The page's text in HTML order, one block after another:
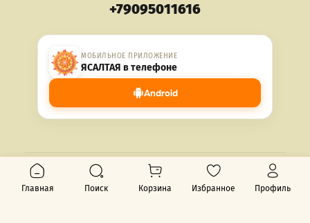
+79095011616
МОБИЛЬНОЕ ПРИЛОЖЕНИЕ
ЯСАЛТАЯ в телефоне
Android
© 2026 ЯСАЛТАЯ. Все права защищены.
Главная
Поиск Корзина Избранное Профиль